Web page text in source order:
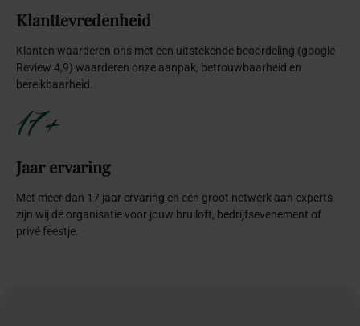
Klanttevredenheid
Klanten waarderen ons met een uitstekende beoordeling (google
Review 4,9) waarderen onze aanpak, betrouwbaarheid en
bereikbaarheid.
17+
Jaar ervaring
Met meer dan 17 jaar ervaring en een groot netwerk aan experts
zijn wij dé organisatie voor jouw bruiloft, bedrijfsevenement of
privé feestje.